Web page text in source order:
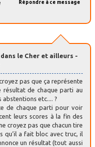
Répondre à ce message
le Cher et ailleurs -
pas que ça représente
résultat de chaque parti au
etc.... ?
de chaque parti pour voir
leurs scores à la fin des
croyez pas que chacun tire
qu’il a fait bloc avec truc, il
un résultat (tout aussi